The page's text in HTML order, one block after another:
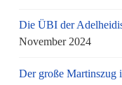
Die ÜBI der
November 2024
Der große Martinszug